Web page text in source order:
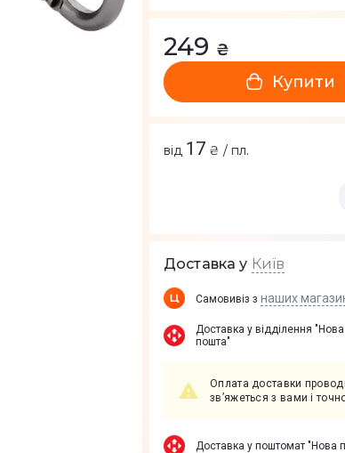
249 ₴
Купити
від 17 ₴ / пл.
Доставка у Київ
Самовивіз з наших
Доставка у вiддiлення "Нова
пошта"
Оплата доставки
зв’яжеться з вами і
Доставка у поштомат "Нова